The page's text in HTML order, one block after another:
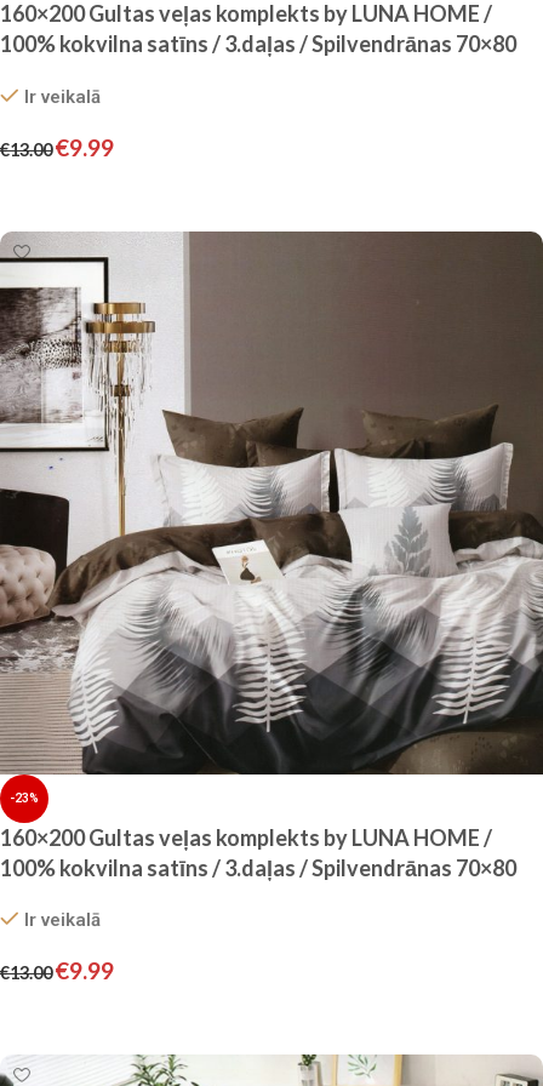
160×200 Gultas veļas komplekts by LUNA HOME /
100% kokvilna satīns / 3.daļas / Spilvendrānas 70×80
Ir veikalā
€13.00€9.99
-23%
160×200 Gultas veļas komplekts by LUNA HOME /
100% kokvilna satīns / 3.daļas / Spilvendrānas 70×80
Ir veikalā
€13.00€9.99